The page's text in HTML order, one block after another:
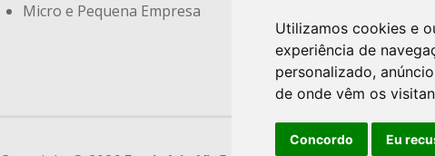
Utilizamos cookies e
experiência de
personalizado,
de onde vêm os
Concordo Eu
Micro e Pequena Empresa